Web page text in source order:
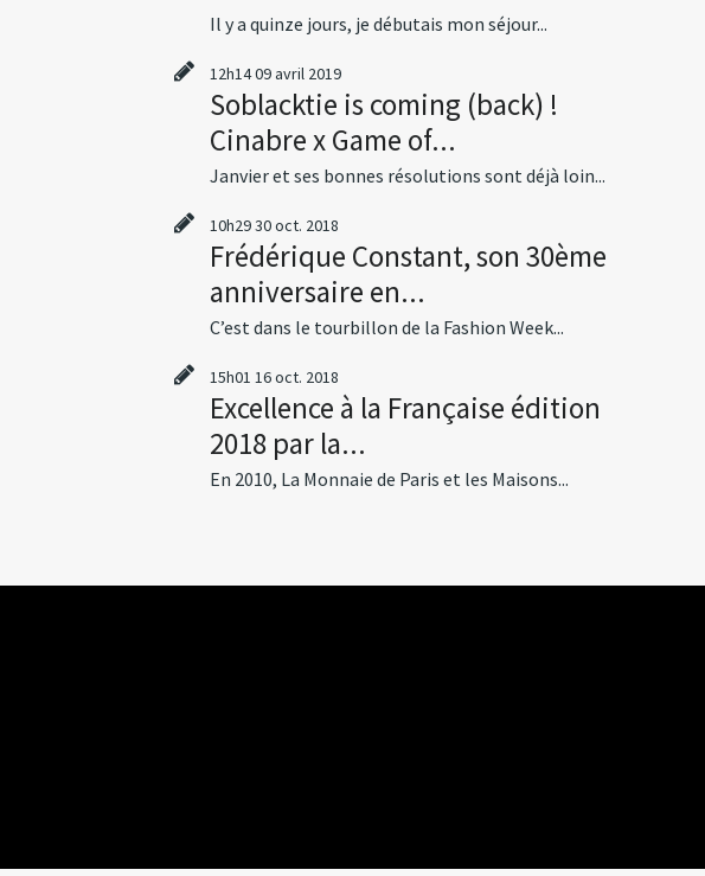
Il y a quinze jours, je débutais mon séjour...
12h1409avril 2019
Soblacktie is coming (back) !
Cinabre x Game of...
Janvier et ses bonnes résolutions sont déjà loin...
10h2930oct. 2018
Frédérique Constant, son 30ème
anniversaire en...
C’est dans le tourbillon de la Fashion Week...
15h01 16oct. 2018
Excellence à la Française édition
2018 par la...
En 2010, La Monnaie de Paris et les Maisons...